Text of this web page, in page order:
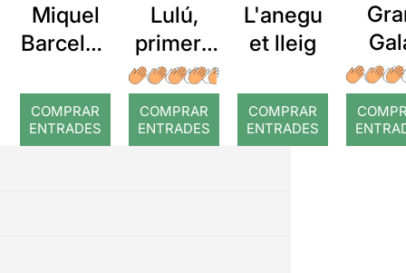
Miquel
Barcelon
COMPRAR
ENTRADES
Lulú,
primera
nit
COMPRAR
ENTRADES
L'anegu
et lleig
COMPRAR
ENTRADES
o